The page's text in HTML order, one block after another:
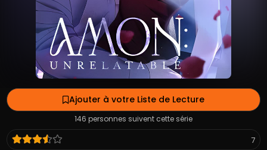
Ajouter à votre Liste de Lecture
146 personnes suivent cette série
7